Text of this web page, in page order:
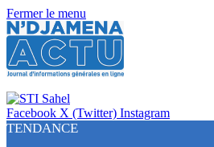
Fermer le menu
Facebook X (Twitter) Instagram
TENDANCE